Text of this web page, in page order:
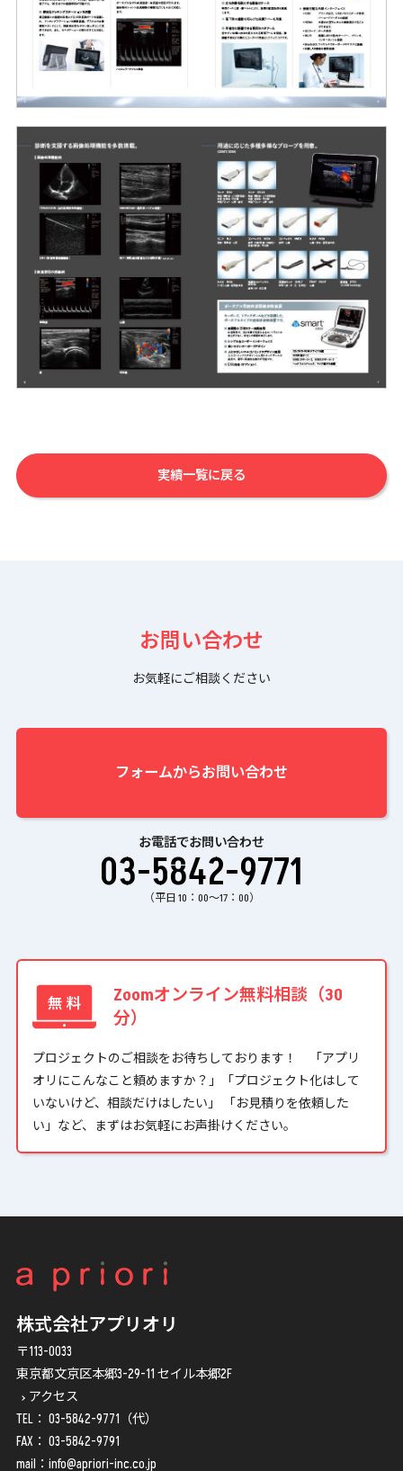
実績一覧に戻る
お問い合わせ
お気軽にご相談ください
フォームからお問い合わせ
お電話でお問い合わせ
03-5842-9771
（平日 10：00〜17：00）
Zoomオンライン無料相談（30
分）
プロジェクトのご相談をお待ちしております！ 「アプリ
オリにこんなこと頼めますか？」「プロジェクト化はして
いないけど、相談だけはしたい」 「お見積りを依頼した
い」など、まずはお気軽にお声掛けください。
株式会社アプリオリ
〒113-0033
東京都文京区本郷3-29-11 セイル本郷2F
アクセス
TEL： 03-5842-9771 （代）
FAX： 03-5842-9791
mail： info@apriori-inc.co.jp